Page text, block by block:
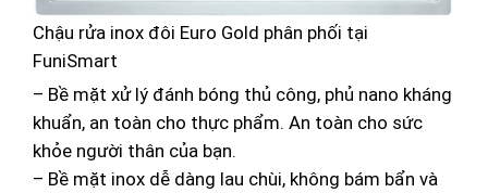
Chậu rửa inox đôi Euro Gold phân phối tại
FuniSmart
– Bề mặt xử lý đánh bóng thủ công, phủ nano kháng
khuẩn, an toàn cho thực phẩm. An toàn cho sức
khỏe người thân của bạn.
– Bề mặt inox dễ dàng lau chùi, không bám bẩn và